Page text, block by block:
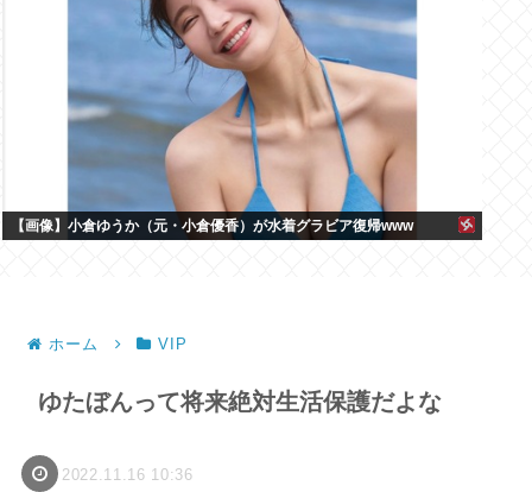
【画像】小倉ゆうか（元・小倉優香）が水着グラビア復帰www
ホーム VIP
ゆたぼんって将来絶対生活保護だよな
2022.11.16 10:36